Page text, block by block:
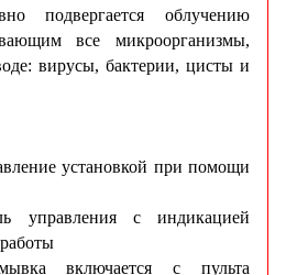
подвергается облучению
все микроорганизмы,
вирусы, бактерии, цисты и
установкой при помощи
управления с индикацией
включается с пульта